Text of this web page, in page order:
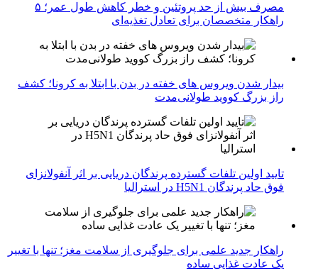
مصرف بیش از حد پروتئین و خطر کاهش طول عمر؛ ۵
راهکار متخصصان برای تعادل تغذیه‌ای
بیدار شدن ویروس‌ های خفته در بدن با ابتلا به کرونا؛ کشف
راز بزرگ کووید طولانی‌مدت
تایید اولین تلفات گسترده پرندگان دریایی بر اثر آنفولانزای
فوق حاد پرندگان H5N1 در استرالیا
راهکار جدید علمی برای جلوگیری از سلامت مغز؛ تنها با تغییر
یک عادت غذایی ساده